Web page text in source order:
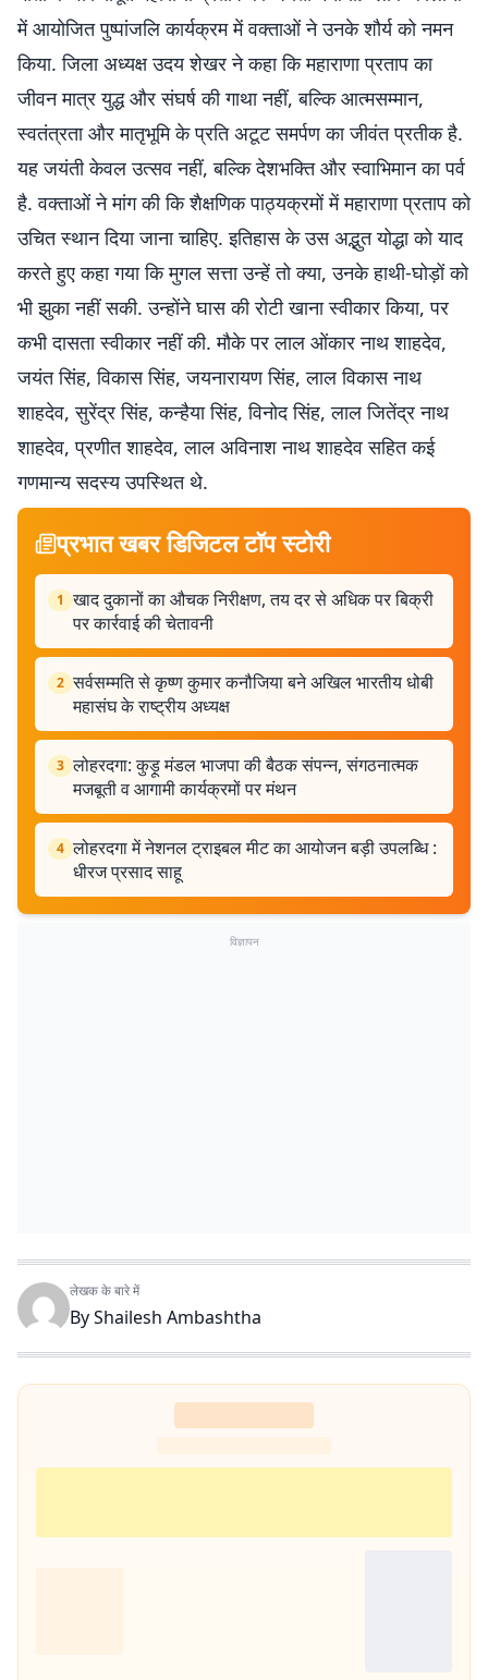
में आयोजित पुष्पांजलि कार्यक्रम में वक्ताओं ने उनके शौर्य को नमन
किया. जिला अध्यक्ष उदय शेखर ने कहा कि महाराणा प्रताप का
जीवन मात्र युद्ध और संघर्ष की गाथा नहीं, बल्कि आत्मसम्मान,
स्वतंत्रता और मातृभूमि के प्रति अटूट समर्पण का जीवंत प्रतीक है.
यह जयंती केवल उत्सव नहीं, बल्कि देशभक्ति और स्वाभिमान का पर्व
है. वक्ताओं ने मांग की कि शैक्षणिक पाठ्यक्रमों में महाराणा प्रताप को
उचित स्थान दिया जाना चाहिए. इतिहास के उस अद्भुत योद्धा को याद
करते हुए कहा गया कि मुगल सत्ता उन्हें तो क्या, उनके हाथी-घोड़ों को
भी झुका नहीं सकी. उन्होंने घास की रोटी खाना स्वीकार किया, पर
कभी दासता स्वीकार नहीं की. मौके पर लाल ओंकार नाथ शाहदेव,
जयंत सिंह, विकास सिंह, जयनारायण सिंह, लाल विकास नाथ
शाहदेव, सुरेंद्र सिंह, कन्हैया सिंह, विनोद सिंह, लाल जितेंद्र नाथ
शाहदेव, प्रणीत शाहदेव, लाल अविनाश नाथ शाहदेव सहित कई
गणमान्य सदस्य उपस्थित थे.
प्रभात खबर डिजिटल टॉप स्टोरी
1 खाद दुकानों का औचक निरीक्षण, तय दर से अधिक पर बिक्री
पर कार्रवाई की चेतावनी
2 सर्वसम्मति से कृष्ण कुमार कनौजिया बने अखिल भारतीय धोबी
महासंघ के राष्ट्रीय अध्यक्ष
3 लोहरदगा: कुड़ू मंडल भाजपा की बैठक संपन्न, संगठनात्मक
मजबूती व आगामी कार्यक्रमों पर मंथन
4 लोहरदगा में नेशनल ट्राइबल मीट का आयोजन बड़ी उपलब्धि :
धीरज प्रसाद साहू
विज्ञापन
लेखक के बारे में
ByShailesh Ambashtha